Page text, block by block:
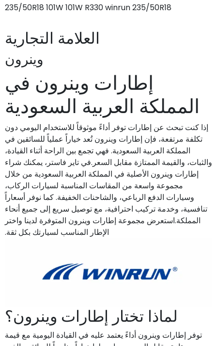
235/50R18 101W 101W R330 winrun 235/50R18
العلامة التجارية
وينرون
إطارات وينرون في
المملكة العربية السعودية
إذا كنت تبحث عن إطارات توفر أداءً موثوقاً للاستخدام اليومي دون
تكلفة مرتفعة، فإن إطارات وينرون تُعد خياراً عملياً للسائقين في
المملكة العربية السعودية. فهي تجمع بين الراحة أثناء القيادة،
والثبات، والقيمة الممتازة مقابل السعر.في تاير فاستر، يمكنك شراء
إطارات وينرون الأصلية في المملكة العربية السعودية من خلال
مجموعة واسعة من المقاسات المناسبة لسيارات الركاب،
وسيارات الدفع الرباعي، والشاحنات الخفيفة. كما نوفر أسعاراً
تنافسية، وخدمة تركيب احترافية، مع توصيل سريع إلى جميع أنحاء
المملكة.استعرض مجموعة إطارات وينرون المتوفرة لدينا واختر
الإطار المناسب لسيارتك بكل ثقة.
لماذا تختار إطارات وينرون؟
توفر إطارات وينرون أداءً يعتمد عليه في القيادة اليومية مع قيمة